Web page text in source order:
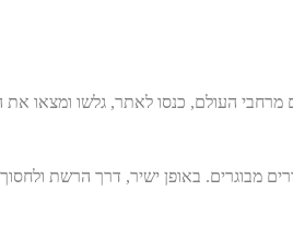
העולם, כנסו לאתר, גלשו ומצאו